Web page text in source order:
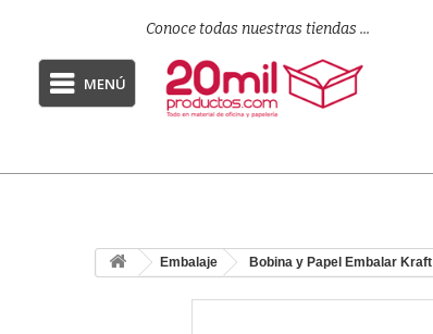
Conoce todas nuestras tiendas ...
MENÚ
Embalaje Bobina y Papel Embalar Kraft